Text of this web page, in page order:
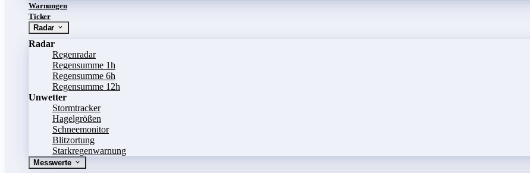
Warnungen
Ticker
Radar
Radar
Regenradar
Regensumme 1h
Regensumme 6h
Regensumme 12h
Unwetter
Stormtracker
Hagelgrößen
Schneemonitor
Blitzortung
Starkregenwarnung
Messwerte